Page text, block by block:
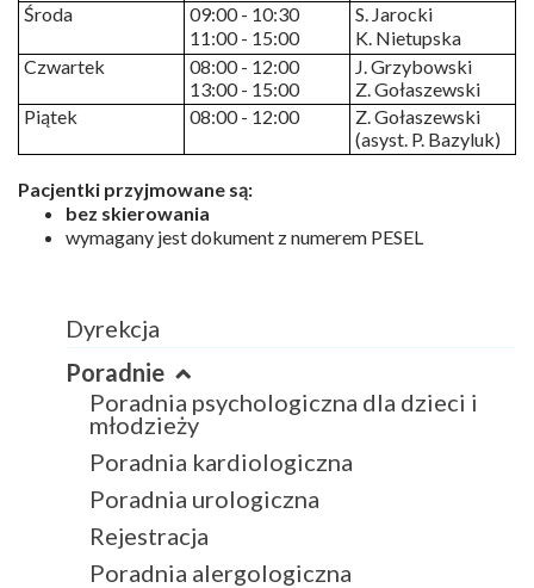
Dyrekcja
Poradnie
Poradnia psychologiczna dla dzieci i
młodzieży
Poradnia kardiologiczna
Poradnia urologiczna
Rejestracja
Poradnia alergologiczna
Środa
09:00 - 10:30
11:00 - 15:00
S. Jarocki
K. Nietupska
Czwartek
08:00 - 12:00
13:00 - 15:00
J. Grzybowski
Z. Gołaszewski
Piątek
08:00 - 12:00
Z. Gołaszewski
(asyst. P. Bazyluk)
Pacjentki przyjmowane są:
bez skierowania
wymagany jest dokument z numerem PESEL